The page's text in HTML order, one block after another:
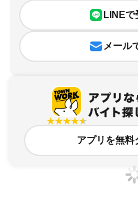
LINEで
メール
アプリを無料